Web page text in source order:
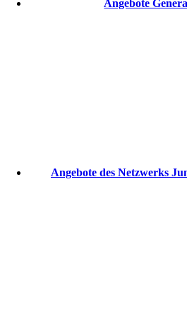
Angebote
Angebote des Netzwerks